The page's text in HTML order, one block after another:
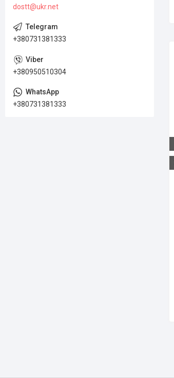
dostt@ukr.net
+380731381333
+380950510304
+380731381333